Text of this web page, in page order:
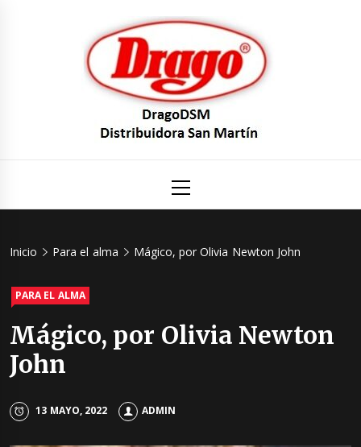
San
principal
Inicio Para el alma Mágico, por Olivia Newton John
PARA EL ALMA
Mágico, por Olivia Newton
John
13 MAYO, 2022 ADMIN